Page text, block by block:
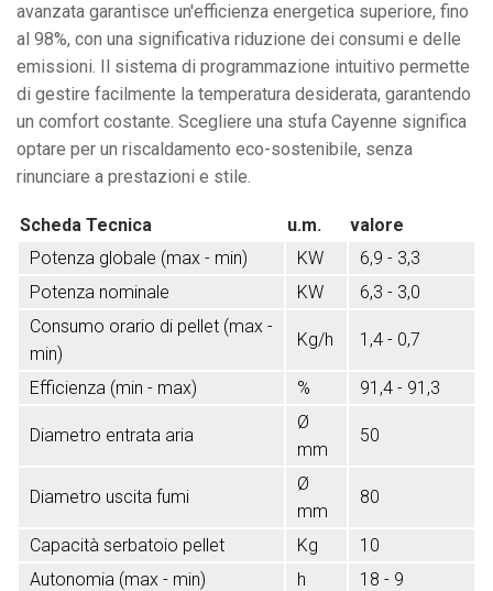
avanzata garantisce un'efficienza energetica superiore, fino
al 98%, con una significativa riduzione dei consumi e delle
emissioni. Il sistema di programmazione intuitivo permette
di gestire facilmente la temperatura desiderata, garantendo
un comfort costante. Scegliere una stufa Cayenne significa
optare per un riscaldamento eco-sostenibile, senza
rinunciare a prestazioni e stile.
Scheda Tecnica u.m.
valore
Potenza globale (max - min)
KW
6,9 - 3,3
Potenza nominale
KW
6,3 - 3,0
Consumo orario di pellet (max -
min)
Kg/h 1,4 - 0,7
Efficienza (min - max) % 91,4 - 91,3
Diametro entrata aria
Ø
mm
50
Diametro uscita fumi
Ø
mm
80
Capacità serbatoio pellet Kg
10
Autonomia (max - min)
h
18 - 9